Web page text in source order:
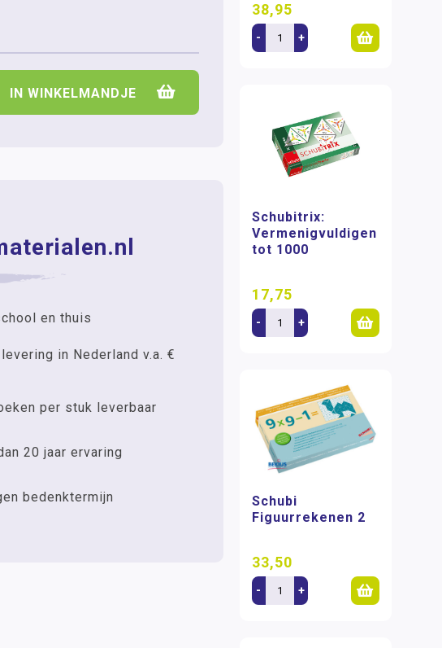
IN WINKELMANDJE
en thuis
in Nederland v.a. €
per stuk leverbaar
20 jaar ervaring
bedenktermijn
38,95
- +
Schubitrix:
Vermenigvuldigen
tot 1000
17,75
- +
Schubi
Figuurrekenen 2
33,50
- +